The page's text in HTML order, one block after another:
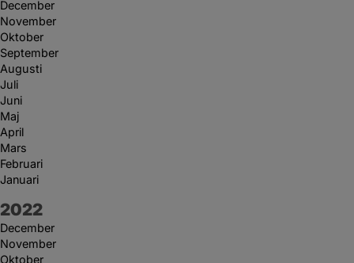
December
November
Oktober
September
Augusti
Juli
Juni
Maj
April
Mars
Februari
Januari
År:
2022
December
November
Oktober